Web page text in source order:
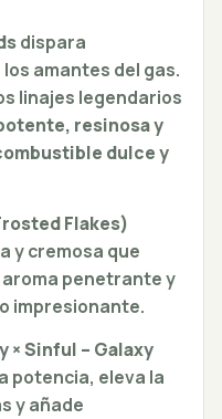
dispara
amantes del gas.
linajes legendarios
resinosa y
dulce y
Flakes)
y cremosa que
penetrante y
impresionante.
× Sinful – Galaxy
potencia, eleva la
y añade